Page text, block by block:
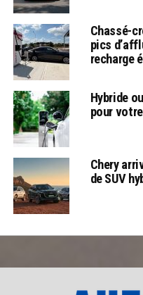
Chassé-
pics
recharge
Hybride
pour
Chery
de SUV